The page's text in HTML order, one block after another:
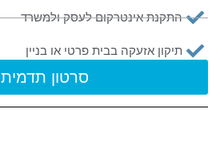
התקנת אינטרקום לעסק ולמשרד
תיקון אזעקה בבית פרטי או בניין
סרטון תדמית